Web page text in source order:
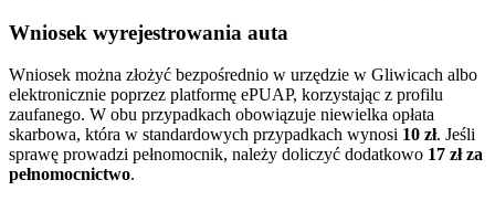
Wniosek wyrejestrowania auta
Wniosek można złożyć bezpośrednio w urzędzie w Gliwicach albo
elektronicznie poprzez platformę ePUAP, korzystając z profilu
zaufanego. W obu przypadkach obowiązuje niewielka opłata
skarbowa, która w standardowych przypadkach wynosi 10 zł. Jeśli
sprawę prowadzi pełnomocnik, należy doliczyć dodatkowo 17 zł za
pełnomocnictwo.